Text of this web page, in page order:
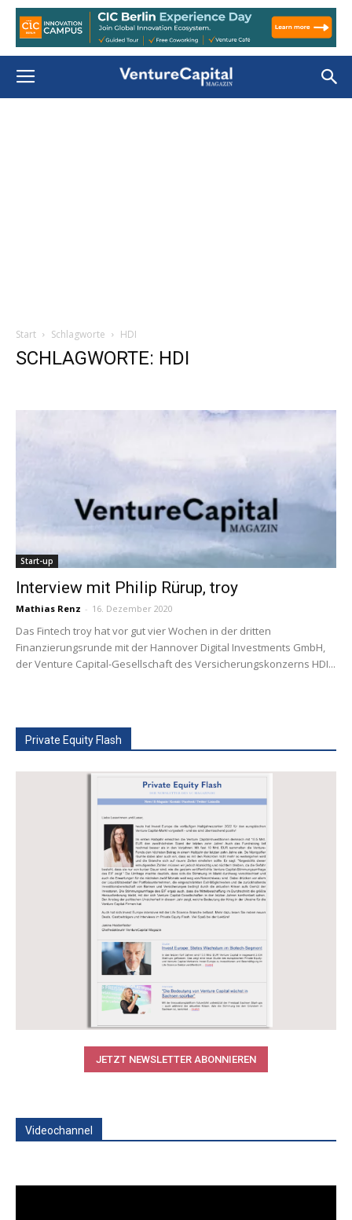
Start Schlagworte HDI
SCHLAGWORTE: HDI
Start-up
Interview mit Philip Rürup, troy
Mathias Renz - 16. Dezember 2020
Das Fintech troy hat vor gut vier Wochen in der dritten
Finanzierungsrunde mit der Hannover Digital Investments GmbH,
der Venture Capital-Gesellschaft des Versicherungskonzerns HDI...
Private Equity Flash
JETZT NEWSLETTER ABONNIEREN
Videochannel